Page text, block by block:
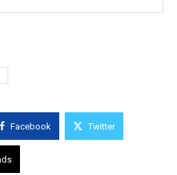
Facebook Twitter